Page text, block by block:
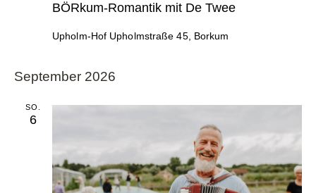
BÖRkum-Romantik mit De Twee
Upholm-Hof Upholmstraße 45, Borkum
September 2026
SO.
6